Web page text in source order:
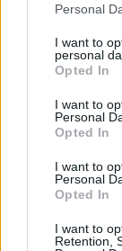
Personal
I want to
personal
Opted In
I want to
Personal
Opted In
I want to
Personal
Opted In
I want to
Retention,
a